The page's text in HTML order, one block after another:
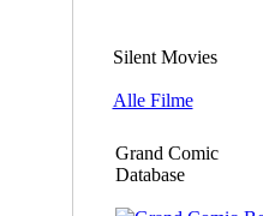
Silent Movies
Alle Filme
Grand Comic
Database